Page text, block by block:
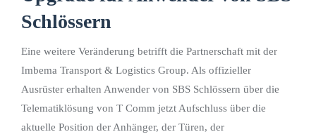
Schlössern
Eine weitere Veränderung betrifft die Partnerschaft mit der
Imbema Transport & Logistics Group. Als offizieller
Ausrüster erhalten Anwender von SBS Schlössern über die
Telematiklösung von T Comm jetzt Aufschluss über die
aktuelle Position der Anhänger, der Türen, der